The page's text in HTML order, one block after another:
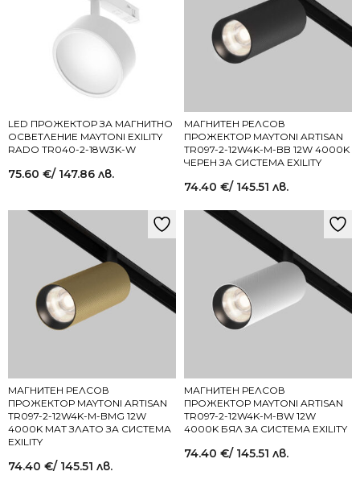
LED ПРОЖЕКТОР ЗА МАГНИТНО
ОСВЕТЛЕНИЕ MAYTONI EXILITY
RADO TR040-2-18W3K-W
75.60 €/ 147.86 лв.
МАГНИТЕН РЕЛСОВ
ПРОЖЕКТОР MAYTONI ARTISAN
TR097-2-12W4K-M-BB 12W 4000K
ЧЕРЕН ЗА СИСТЕМА EXILITY
74.40 €/ 145.51 лв.
МАГНИТЕН РЕЛСОВ
ПРОЖЕКТОР MAYTONI ARTISAN
TR097-2-12W4K-M-BMG 12W
4000K МАТ ЗЛАТО ЗА СИСТЕМА
EXILITY
74.40 €/ 145.51 лв.
МАГНИТЕН РЕЛСОВ
ПРОЖЕКТОР MAYTONI ARTISAN
TR097-2-12W4K-M-BW 12W
4000K БЯЛ ЗА СИСТЕМА EXILITY
74.40 €/ 145.51 лв.